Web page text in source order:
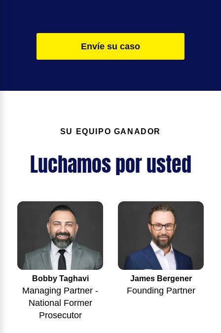
Envíe su caso
SU EQUIPO GANADOR
Luchamos por usted
Bobby Taghavi
Managing Partner -
National Former
Prosecutor
James Bergener
Founding Partner